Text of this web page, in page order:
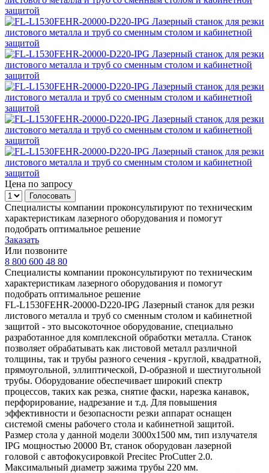
Цена по запросу
Специалисты компании проконсультируют по техническим
характеристикам лазерного оборудования и помогут
подобрать оптимальное решение
Заказать
Или позвоните
8 800 600 48 80
Специалисты компании проконсультируют по техническим
характеристикам лазерного оборудования и помогут
подобрать оптимальное решение
FL-L1530FEHR-20000-D220-IPG Лазерный станок для резки
листового металла и труб со сменным столом и кабинетной
защитой - это высокоточное оборудование, специально
разработанное для комплексной обработки металла. Станок
позволяет обрабатывать как листовой металл различной
толщины, так и трубы разного сечения - круглой, квадратной,
прямоугольной, эллиптической, D-образной и шестиугольной
трубы. Оборудование обеспечивает широкий спектр
процессов, таких как резка, снятие фаски, нарезка канавок,
перфорирование, надрезание и т.д. Для повышения
эффективности и безопасности резки аппарат оснащен
системой смены рабочего стола и кабинетной защитой.
Размер стола у данной модели 3000x1500 мм, тип излучателя
IPG мощностью 20000 Вт, станок оборудован лазерной
головой с автофокусировкой Precitec ProCutter 2.0.
Максимальный диаметр зажима трубы 220 мм.